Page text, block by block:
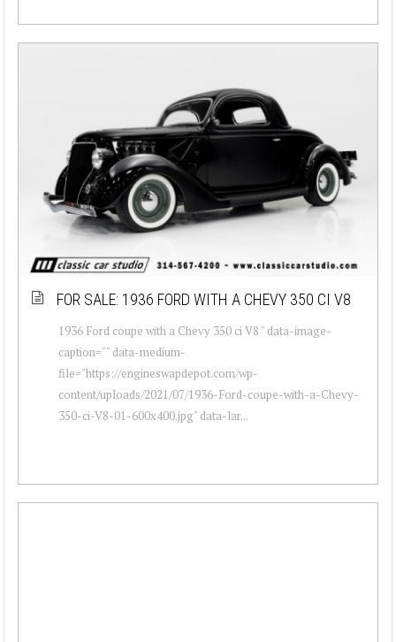
FOR SALE: 1936 FORD WITH A CHEVY 350 CI V8
1936 Ford coupe with a Chevy 350 ci V8 " data-image-
caption="" data-medium-
file="https://engineswapdepot.com/wp-
content/uploads/2021/07/1936-Ford-coupe-with-a-Chevy-
350-ci-V8-01-600x400.jpg" data-lar...